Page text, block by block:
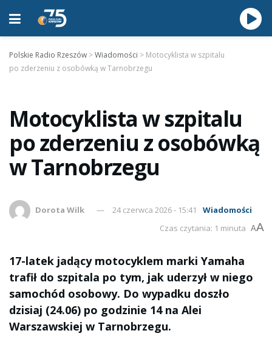
Polskie Radio Rzeszów >Wiadomości > Motocyklista w szpitalu
po zderzeniu z osobówką w Tarnobrzegu
Motocyklista w szpitalu
po zderzeniu z osobówką
w Tarnobrzegu
Dorota Wilk 24 czerwca 2026 - 15:41
Wiadomości
Czas czytania: 1 minuta AA
17-latek jadący motocyklem marki Yamaha
trafił do szpitala po tym, jak uderzył w niego
samochód osobowy. Do wypadku doszło
dzisiaj (24.06) po godzinie 14 na Alei
Warszawskiej w Tarnobrzegu.